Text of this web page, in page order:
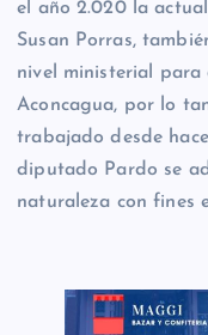
el año 2.020 la
Susan Porras,
nivel ministerial
Aconcagua, por lo
trabajado desde
diputado Pardo se
naturaleza con fines